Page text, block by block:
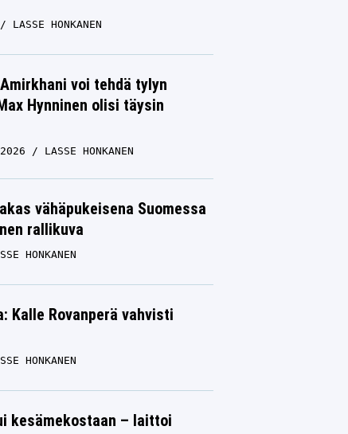
LASSE HONKANEN
voi tehdä tylyn
Hynninen olisi täysin
LASSE HONKANEN
vähäpukeisena Suomessa
rallikuva
HONKANEN
Kalle Rovanperä vahvisti
HONKANEN
kesämekostaan – laittoi